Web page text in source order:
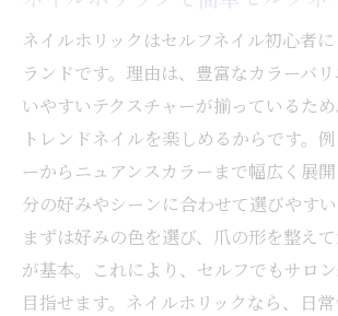
ネイルホリックはセルフネイル初心者
ランドです。理由は、豊富なカラーバ
いやすいテクスチャーが揃っているた
トレンドネイルを楽しめるからです。
ーからニュアンスカラーまで幅広く展
分の好みやシーンに合わせて選びやすい
まずは好みの色を選び、爪の形を整え
が基本。これにより、セルフでもサロ
目指せます。ネイルホリックなら、日